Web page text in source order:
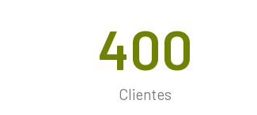
Clientes
400